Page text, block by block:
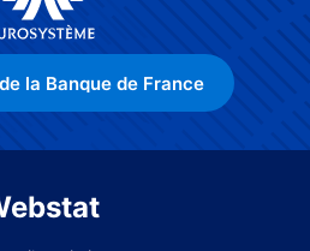
la Banque de France